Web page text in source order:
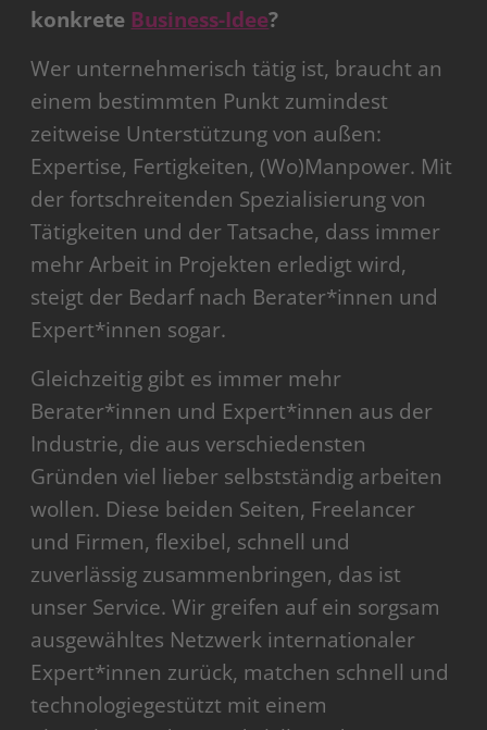
konkrete Business-Idee?
Wer unternehmerisch tätig ist, braucht an
einem bestimmten Punkt zumindest
zeitweise Unterstützung von außen:
Expertise, Fertigkeiten, (Wo)Manpower. Mit
der fortschreitenden Spezialisierung von
Tätigkeiten und der Tatsache, dass immer
mehr Arbeit in Projekten erledigt wird,
steigt der Bedarf nach Berater*innen und
Expert*innen sogar.
Gleichzeitig gibt es immer mehr
Berater*innen und Expert*innen aus der
Industrie, die aus verschiedensten
Gründen viel lieber selbstständig arbeiten
wollen. Diese beiden Seiten, Freelancer
und Firmen, flexibel, schnell und
zuverlässig zusammenbringen, das ist
unser Service. Wir greifen auf ein sorgsam
ausgewähltes Netzwerk internationaler
Expert*innen zurück, matchen schnell und
technologiegestützt mit einem